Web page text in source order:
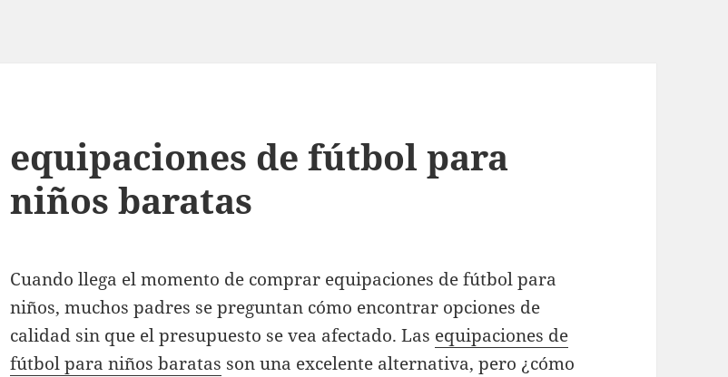
equipaciones de fútbol para
niños baratas
Cuando llega el momento de comprar equipaciones de fútbol para
niños, muchos padres se preguntan cómo encontrar opciones de
calidad sin que el presupuesto se vea afectado. Las equipaciones de
fútbol para niños baratas son una excelente alternativa, pero ¿cómo